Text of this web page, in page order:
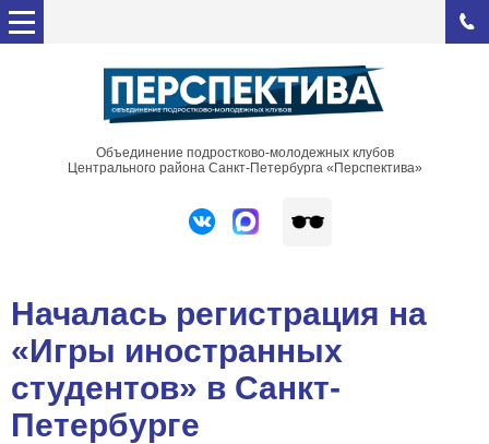
Объединение подростково-молодежных клубов
Центрального района Санкт-Петербурга «Перспектива»
Началась регистрация на
«Игры иностранных
студентов» в Санкт-
Петербурге